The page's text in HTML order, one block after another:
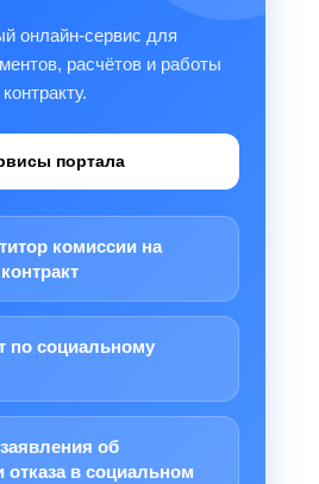
онлайн-сервис для
расчётов и работы
портала
комиссии на
по социальному
об
в социальном